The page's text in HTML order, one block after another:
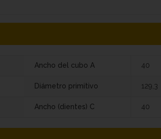
Ancho del cubo A 40
Diámetro primitivo 129,3
Ancho (dientes) C 40